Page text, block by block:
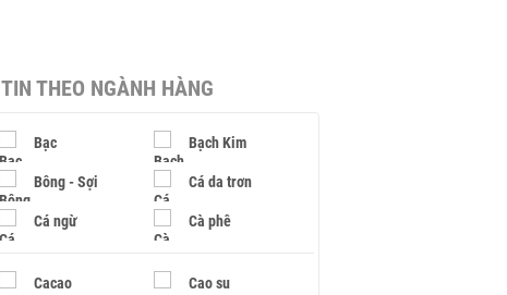
TIN THEO NGÀNH HÀNG
Bạc Bạch Kim
Bông - Sợi Cá da trơn
Cá ngừ Cà phê
Cacao Cao su